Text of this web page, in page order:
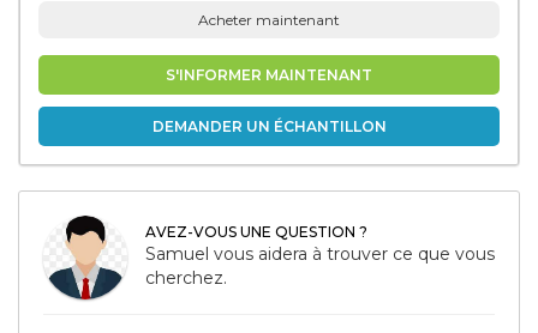
Acheter maintenant
S'INFORMER MAINTENANT
DEMANDER UN ÉCHANTILLON
AVEZ-VOUS UNE QUESTION ?
Samuel vous aidera à trouver ce que vous
cherchez.